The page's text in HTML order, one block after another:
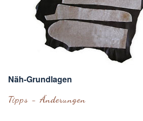
Näh-Grundlagen
Tipps - Änderungen